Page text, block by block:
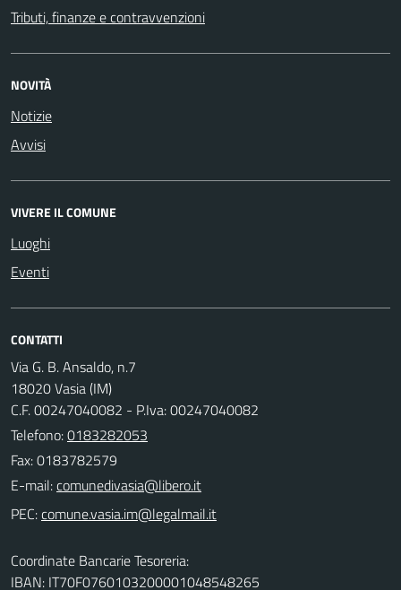
Tributi, finanze e contravvenzioni
NOVITÀ
Notizie
Avvisi
VIVERE IL COMUNE
Luoghi
Eventi
CONTATTI
Via G. B. Ansaldo, n.7
18020 Vasia (IM)
C.F. 00247040082 - P.Iva: 00247040082
Telefono:0183282053
Fax: 0183782579
E-mail:
PEC:
Coordinate Bancarie Tesoreria:
IBAN: IT70F0760103200001048548265